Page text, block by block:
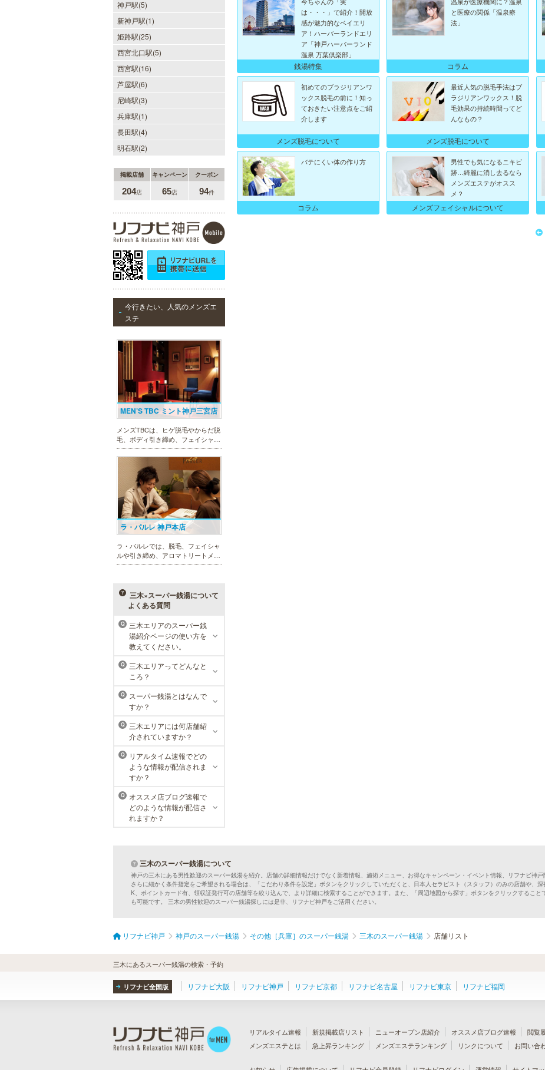
神戸駅(5)
新神戸駅(1)
姫路駅(25)
西宮北口駅(5)
西宮駅(16)
芦屋駅(6)
尼崎駅(3)
兵庫駅(1)
長田駅(4)
明石駅(2)
掲載店舗 キャンペーン クーポン
204店 65店 94件
今行きたい、人気のメンズエ
ステ
MEN’S TBC ミント神戸三宮店
メンズTBCは、ヒゲ脱毛やからだ脱
毛、ボディ引き締め、フェイシャル
等、清潔感を保ちたい方や、お手入
れを楽に済ませたい方を全力でサポ
ート致します。各種体験コースもご
用意し、お待ちしております。
ラ・パルレ 神戸本店
ラ・パルレでは、脱毛、フェイシャ
ルや引き締め、アロマトリートメン
ト、本格的なダイエットコース等、
回限定体験コースも多数取り揃えて
おります。
メンズリゼクリニック 神戸三
宮院
メンズリゼクリニックの永久脱毛が
全国で受けられます。多くの男性患
者様にご支持頂き、新宿1院から始
まったメンズリゼクリニックが、現
在では提携院含め全国10院を展開す
るクリニックになりました。
三木×スーパー銭湯について
よくある質問
Q
三木エリアのスーパー銭
湯紹介ページの使い方を
教えてください。
Q
三木エリアってどんなと
ころ？
Q
スーパー銭湯とはなんで
すか？
Q
三木エリアには何店舗紹
介されていますか？
Q
リアルタイム速報でどの
ような情報が配信されま
すか？
Q
オススメ店ブログ速報で
どのような情報が配信さ
れますか？
は・・・」で紹介！開放
感が魅力的なベイエリ
ア！ハーバーランドエリ
ア「神戸ハーバーランド
温泉 万葉倶楽部」
銭湯特集
と医療の関係「温泉療
法」
コラム
初めてのブラジリアンワ
ックス脱毛の前に！知っ
ておきたい注意点をご紹
介します
メンズ脱毛について
最近人気の脱毛手法はブ
ラジリアンワックス！脱
毛効果の持続時間ってど
んなもの？
メンズ脱毛について
バテにくい体の作り方
コラム
男性でも気になるニキビ
跡…綺麗に消し去るなら
メンズエステがオスス
メ？
メンズフェイシャルについて
三木のスーパー銭湯について
神戸の三木にある男性歓迎のスーパー銭湯を紹介。店舗の詳細情報だけでなく新着情報、施術メニュー、お得なキャンペーン・イベント情報、リフナビ神戸
さらに細かく条件指定をご希望される場合は、「こだわり条件を設定」ボタンをクリックしていただくと、日本人セラピスト（スタッフ）のみの店舗や、
K、ポイントカード有、領収証発行可の店舗等を絞り込んで、より詳細に検索することができます。また、「周辺地図から探す」ボタンをクリックするこ
も可能です。 三木の男性歓迎のスーパー銭湯探しには是非、リフナビ神戸をご活用ください。
リフナビ神戸 神戸のスーパー銭湯 その他［兵庫］のスーパー銭湯 三木のスーパー銭湯 店舗リスト
三木にあるスーパー銭湯の検索・予約
リフナビ全国版 リフナビ大阪 リフナビ神戸 リフナビ京都 リフナビ名古屋 リフナビ東京 リフナビ福岡
リアルタイム速報 新規掲載店リスト ニューオープン店紹介 オススメ店ブログ速報 閲覧
メンズエステとは
急上昇ランキング メンズエステランキング リンクについて お問い合